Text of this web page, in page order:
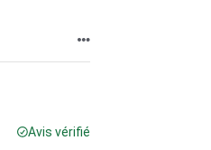
Avis vérifié